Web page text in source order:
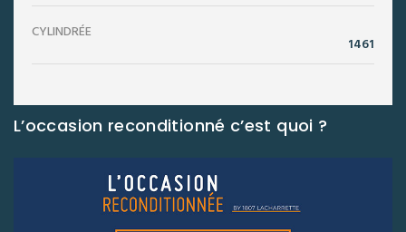
CYLINDRÉE
1461
L’occasion reconditionné c’est quoi ?